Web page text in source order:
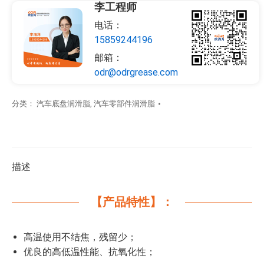
李工程师
电话：
15859244196
邮箱：
odr@odrgrease.com
分类： 汽车底盘润滑脂, 汽车零部件润滑脂
描述
【产品特性】：
高温使用不结焦，残留少；
优良的高低温性能、抗氧化性；